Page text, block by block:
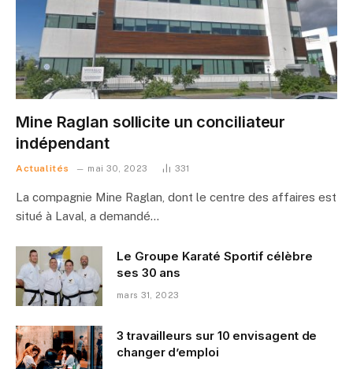
Mine Raglan sollicite un conciliateur
indépendant
Actualités mai 30, 2023 331
La compagnie Mine Raglan, dont le centre des affaires est
situé à Laval, a demandé…
Le Groupe Karaté Sportif célèbre
ses 30 ans
mars 31, 2023
3 travailleurs sur 10 envisagent de
changer d’emploi